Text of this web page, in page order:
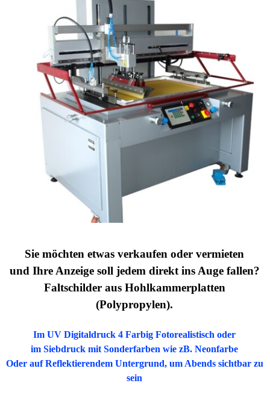
Sie möchten etwas verkaufen oder vermieten
und Ihre Anzeige soll jedem direkt ins Auge fallen?
Faltschilder aus Hohlkammerplatten
(Polypropylen).
Im UV Digitaldruck 4 Farbig Fotorealistischoder
im Siebdruck mit Sonderfarben wie zB. Neonfarbe
Oder auf Reflektierendem Untergrund, um Abends sichtbar zu
sein